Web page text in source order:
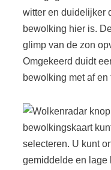
witter en duidelijker
bewolking hier is.
glimp van de zon
Omgekeerd duidt
bewolking met af en
bewolkingskaart
selecteren. U kunt
gemiddelde en lage